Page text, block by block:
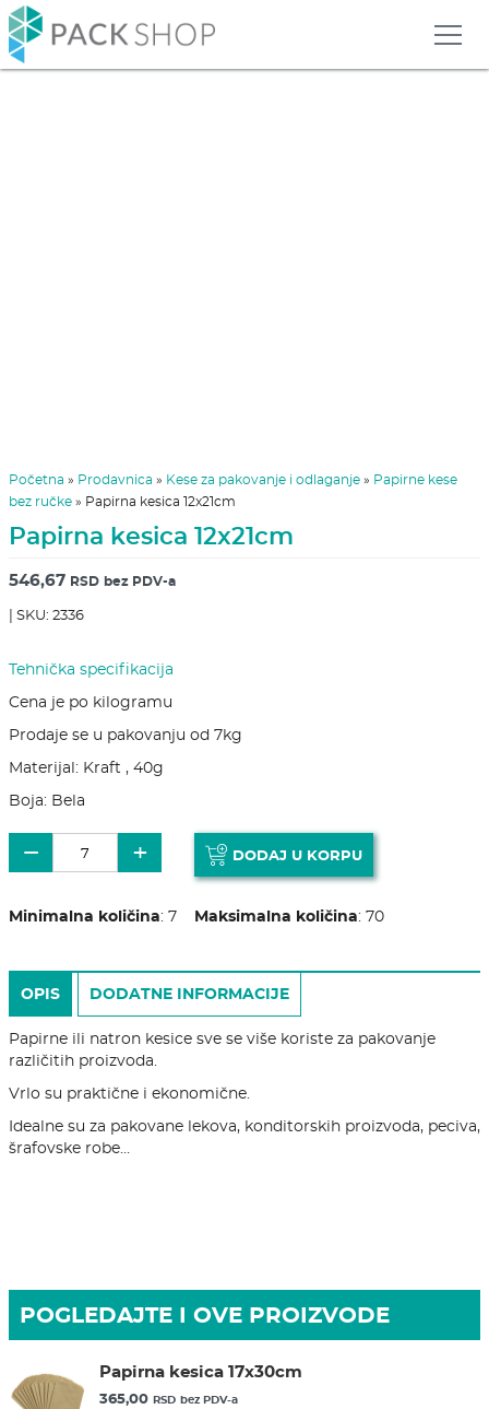
Početna » Prodavnica » Kese za pakovanje i odlaganje » Papirne kese
bez ručke » Papirna kesica 12x21cm
Papirna kesica 12x21cm
546,67 RSD bez PDV-a
| SKU: 2336
Tehnička specifikacija
Cena je po kilogramu
Prodaje se u pakovanju od 7kg
Materijal: Kraft , 40g
Boja: Bela
−
Papirna kesica 12x21cm količina
+ DODAJ U KORPU
Minimalna količina: 7 Maksimalna količina: 70
OPIS DODATNE INFORMACIJE
Papirne ili natron kesice sve se više koriste za pakovanje
različitih proizvoda.
Vrlo su praktične i ekonomične.
Idealne su za pakovane lekova, konditorskih proizvoda, peciva,
šrafovske robe…
POGLEDAJTE I OVE PROIZVODE
Papirna kesica 17x30cm
365,00 RSD bez PDV-a